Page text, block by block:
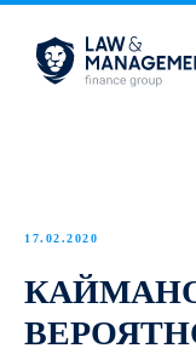
17.02.2020